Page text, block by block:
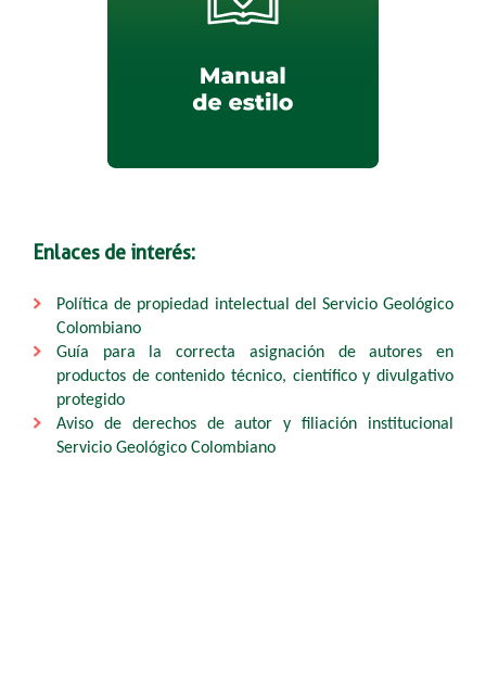
​Enlaces de interés:
Política de propiedad intelectual del Servicio Geológico
Colombiano
Guía para la correcta asignación de autores en
productos de contenido técnico, científico y divulgativo
protegido
Aviso de derechos de autor y filiación institucional
Servicio Geológico Colombiano​